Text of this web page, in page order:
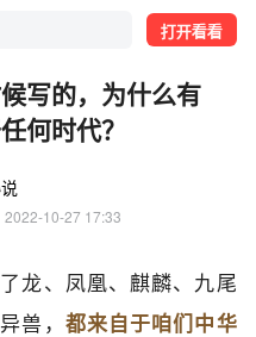
打开看看
写的，为什么有
何时代？
  2022-10-27 17:33
龙、凤凰、麒麟、九尾
兽， 都来自于咱们中华